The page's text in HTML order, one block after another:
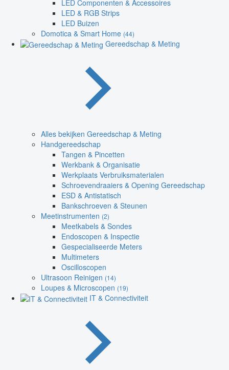
LED Componenten & Accessoires
LED & RGB Strips
LED Buizen
Domotica & Smart Home (44)
Gereedschap & Meting
Alles bekijken Gereedschap & Meting
Handgereedschap
Tangen & Pincetten
Werkbank & Organisatie
Werkplaats Verbruiksmaterialen
Schroevendraaiers & Opening Gereedschap
ESD & Antistatisch
Bankschroeven & Steunen
Meetinstrumenten (2)
Meetkabels & Sondes
Endoscopen & Inspectie
Gespecialiseerde Meters
Multimeters
Oscilloscopen
Ultrasoon Reinigen (14)
Loupes & Microscopen (19)
IT & Connectiviteit